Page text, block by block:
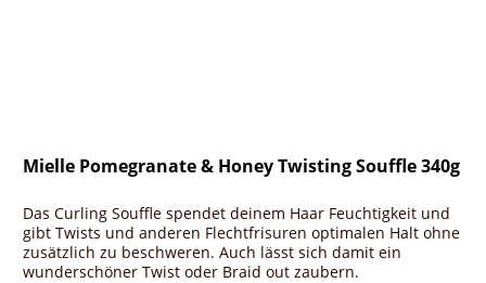
Mielle Pomegranate & Honey Twisting Souffle 340g
Das Curling Souffle spendet deinem Haar Feuchtigkeit und
gibt Twists und anderen Flechtfrisuren optimalen Halt ohne
zusätzlich zu beschweren. Auch lässt sich damit ein
wunderschöner Twist oder Braid out zaubern.